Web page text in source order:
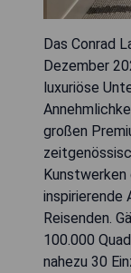
Das Conrad
Dezember
luxuriöse
großen
inspirierende
Reisenden.
100.000
nahezu 30